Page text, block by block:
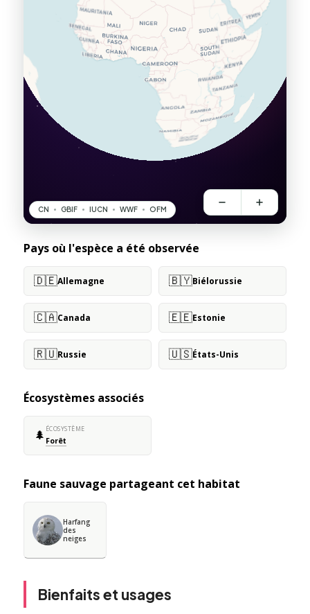
Pays où l'espèce a été observée
🇩🇪Allemagne 🇧🇾Biélorussie
🇨🇦Canada 🇪🇪Estonie
🇷🇺Russie 🇺🇸États-Unis
Écosystèmes associés
🌲 ÉCOSYSTÈME
Forêt
Faune sauvage partageant cet habitat
Harfang
des
neiges
Bienfaits et usages